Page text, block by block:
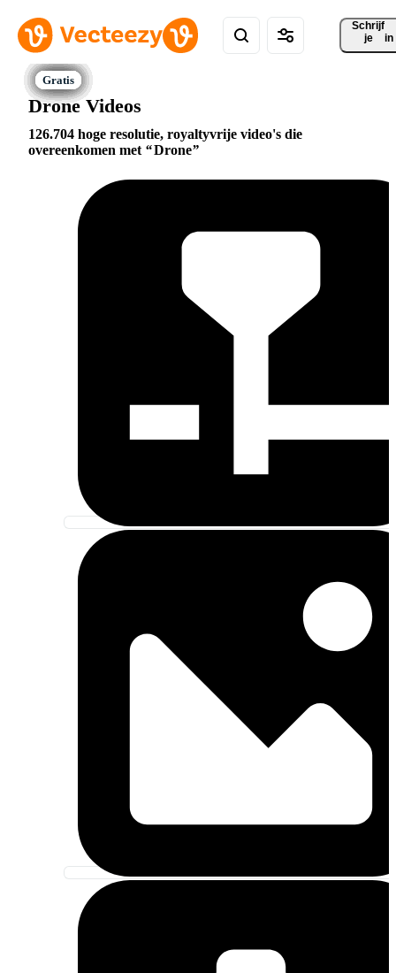
Schrijf
je
in
Drone Videos
126.704 hoge resolutie, royaltyvrije video's die
overeenkomen met
Drone